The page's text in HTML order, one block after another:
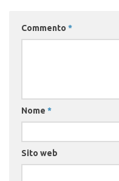
Commento *
Nome *
Sito web